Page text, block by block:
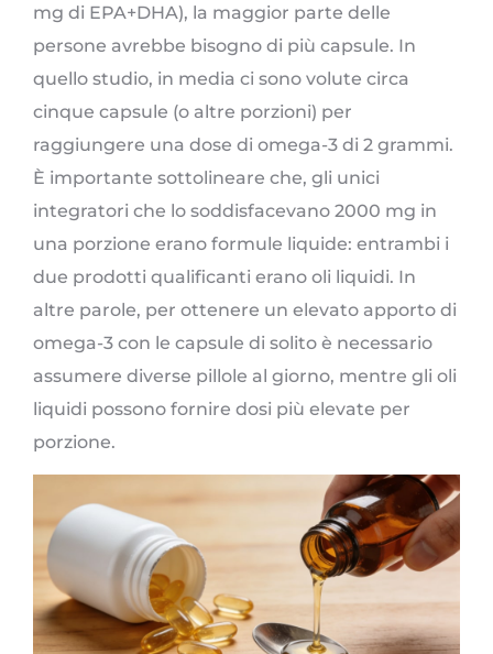
mg di EPA+DHA), la maggior parte delle
persone avrebbe bisogno di più capsule. In
quello studio, in media ci sono volute circa
cinque capsule (o altre porzioni) per
raggiungere una dose di omega-3 di 2 grammi.
È importante sottolineare che, gli unici
integratori che lo soddisfacevano 2000 mg in
una porzione erano formule liquide: entrambi i
due prodotti qualificanti erano oli liquidi. In
altre parole, per ottenere un elevato apporto di
omega-3 con le capsule di solito è necessario
assumere diverse pillole al giorno, mentre gli oli
liquidi possono fornire dosi più elevate per
porzione.